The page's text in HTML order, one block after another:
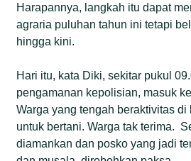
Harapannya, langkah itu dapat
agraria puluhan tahun ini tetapi
hingga kini.
Hari itu, kata Diki, sekitar pukul
pengamanan kepolisian, masuk
Warga yang tengah beraktivitas
untuk bertani. Warga tak terima.
diamankan dan posko yang jadi